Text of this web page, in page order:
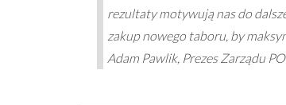
rezultaty motywują nas do
zakup nowego taboru, by
Adam Pawlik, Prezes Zarządu